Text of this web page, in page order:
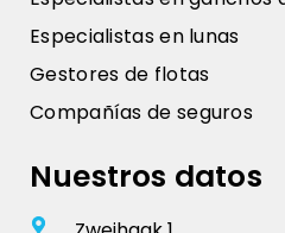
Especialistas en lunas
Gestores de flotas
Compañías de seguros
Nuestros datos